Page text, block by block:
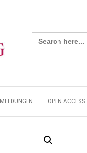
Search
for:
MELDUNGEN OPEN ACCESS